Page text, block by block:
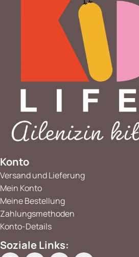
Konto
Versand und Lieferung
Mein Konto
Meine Bestellung
Zahlungsmethoden
Konto-Details
Soziale Links: